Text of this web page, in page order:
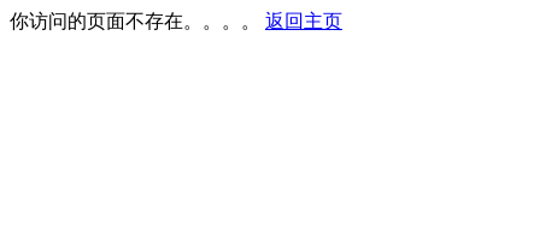
你访问的页面不存在。。。。 返回主页